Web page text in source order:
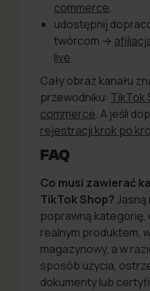
commerce,
udostępnij
twórcom →
live.
Cały obraz kanału
przewodniku: TikTok
commerce. A jeśli
rejestracji krok po
FAQ
Co musi zawierać
TikTok Shop?Jasną
poprawną kategorię,
realnym produktem,
magazynowy, a w
sposób użycia,
dokumenty lub